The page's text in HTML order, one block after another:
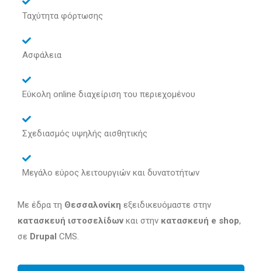
Ταχύτητα φόρτωσης
Ασφάλεια
Εύκολη online διαχείριση του περιεχομένου
Σχεδιασμός υψηλής αισθητικής
Μεγάλο εύρος λειτουργιών και δυνατοτήτων
Με έδρα τη Θεσσαλονίκη εξειδικευόμαστε στην
κατασκευή ιστοσελίδων και στην κατασκευή e shop,
σε Drupal CMS.